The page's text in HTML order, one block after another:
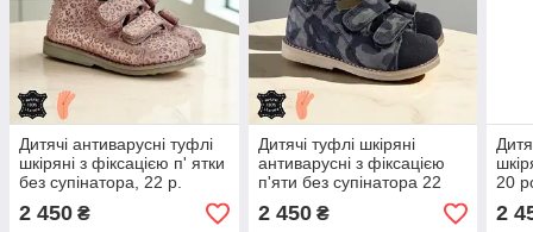
Дитячі антиварусні туфлі
шкіряні з фіксацією п' ятки
без супінатора, 22 р.
рожеві / Ортопедичне
взуття для дівчинки
2 450 ₴
Дитячі туфлі шкіряні
антиварусні з фіксацією
п'яти без супінатора 22
розмір ортопедичні /
Черевики для дитини
2 450₴
20
2